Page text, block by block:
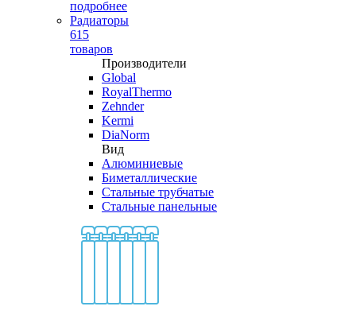
подробнее
Радиаторы
615
товаров
Производители
Global
RoyalThermo
Zehnder
Kermi
DiaNorm
Вид
Алюминиевые
Биметаллические
Стальные трубчатые
Стальные панельные